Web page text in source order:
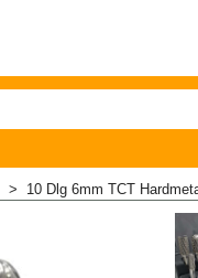
> 10 Dlg 6mm TCT